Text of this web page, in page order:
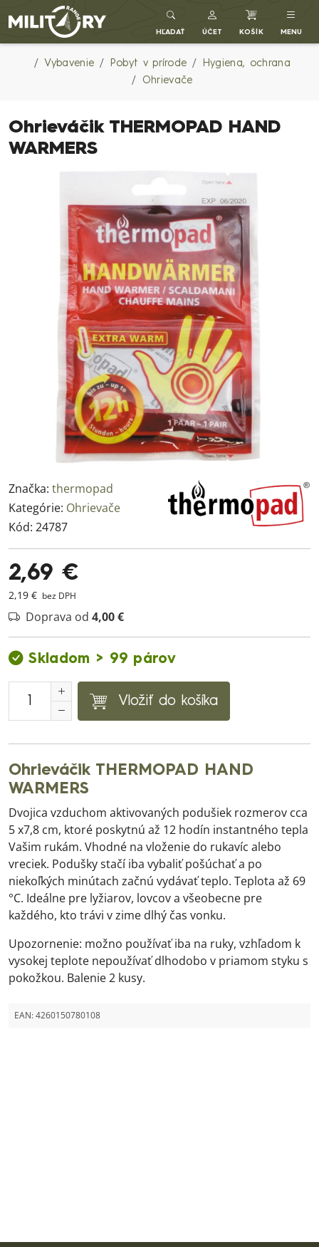
Army shop MILITARY RANGE SK
HĽADAŤ ÚČET KOŠÍK MENU
Vybavenie Pobyt v prírode
Hygiena, ochrana
Ohrievače
Ohrieváčik THERMOPAD HAND
WARMERS
Značka: thermopad
Kategórie: Ohrievače
Kód: 24787
2,69 €
2,19 € bez DPH
Doprava od 4,00 €
Skladom > 99 párov
Vložiť do košíka
Ohrieváčik THERMOPAD HAND
WARMERS
Dvojica vzduchom aktivovaných podušiek rozmerov cca
5 x7,8 cm, ktoré poskytnú až 12 hodín instantného tepla
Vašim rukám. Vhodné na vloženie do rukavíc alebo
vreciek. Podušky stačí iba vybaliť pošúchať a po
niekoľkých minútach začnú vydávať teplo. Teplota až 69
°C. Ideálne pre lyžiarov, lovcov a všeobecne pre
každého, kto trávi v zime dlhý čas vonku.
Upozornenie: možno používať iba na ruky, vzhľadom k
vysokej teplote nepoužívať dlhodobo v priamom styku s
pokožkou. Balenie 2 kusy.
EAN:4260150780108